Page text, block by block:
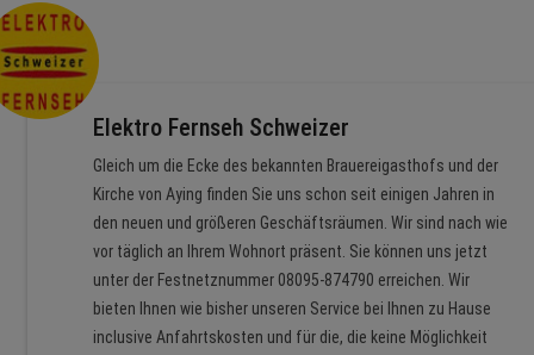
Elektro Fernseh Schweizer
Gleich um die Ecke des bekannten Brauereigasthofs und der
Kirche von Aying finden Sie uns schon seit einigen Jahren in
den neuen und größeren Geschäftsräumen. Wir sind nach wie
vor täglich an Ihrem Wohnort präsent. Sie können uns jetzt
unter der Festnetznummer 08095-874790 erreichen. Wir
bieten Ihnen wie bisher unseren Service bei Ihnen zu Hause
inclusive Anfahrtskosten und für die, die keine Möglichkeit